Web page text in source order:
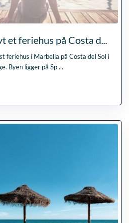
feriehus på Costa d...
feriehus i Marbella på Costa del Sol i
Byen ligger på Sp...